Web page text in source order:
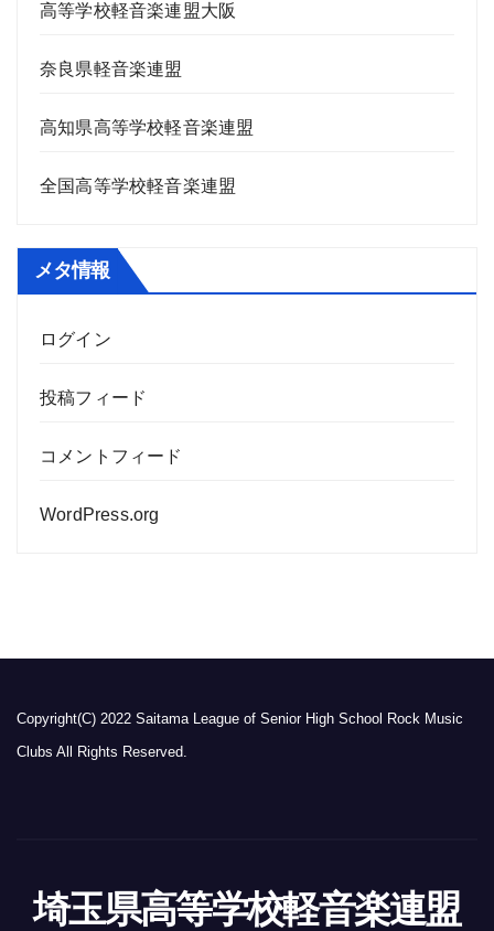
高等学校軽音楽連盟大阪
奈良県軽音楽連盟
高知県高等学校軽音楽連盟
全国高等学校軽音楽連盟
メタ情報
ログイン
投稿フィード
コメントフィード
WordPress.org
Copyright(C) 2022 Saitama League of Senior High School Rock Music
Clubs All Rights Reserved.
埼玉県高等学校軽音楽連盟